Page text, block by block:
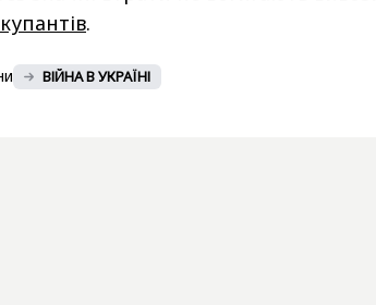
.
ВІЙНА В УКРАЇНІ